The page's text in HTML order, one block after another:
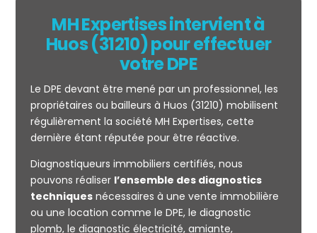
Mesurage
CARREZ
MH Expertises intervient à
Huos (31210) pour effectuer
votre DPE
Le DPE devant être mené par un professionnel, les
propriétaires ou bailleurs à Huos (31210) mobilisent
régulièrement la société MH Expertises, cette
dernière étant réputée pour être réactive.
Diagnostiqueurs immobiliers certifiés, nous
pouvons réaliser l’ensemble des diagnostics
techniquesnécessaires à une vente immobilière
ou une location comme le DPE, le diagnostic
plomb, le diagnostic électricité, amiante,